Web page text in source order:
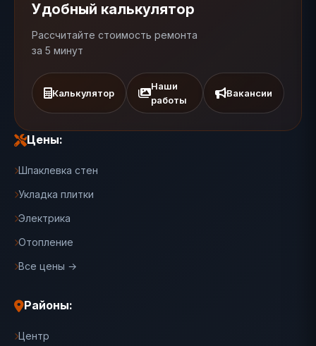
Удобный калькулятор
Рассчитайте стоимость ремонта
за 5 минут
Калькулятор
Наши
работы
Вакансии
Цены:
Шпаклевка стен
Укладка плитки
Электрика
Отопление
Все цены →
Районы:
Центр